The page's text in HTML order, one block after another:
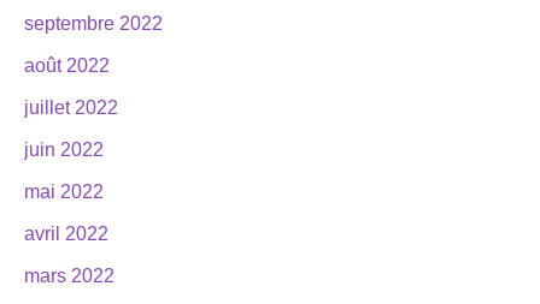
septembre 2022
août 2022
juillet 2022
juin 2022
mai 2022
avril 2022
mars 2022